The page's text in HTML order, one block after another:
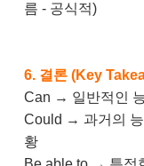
름 - 공식적)
6. 결론 (Key
Can → 일반적인
Could → 과거의 능
황